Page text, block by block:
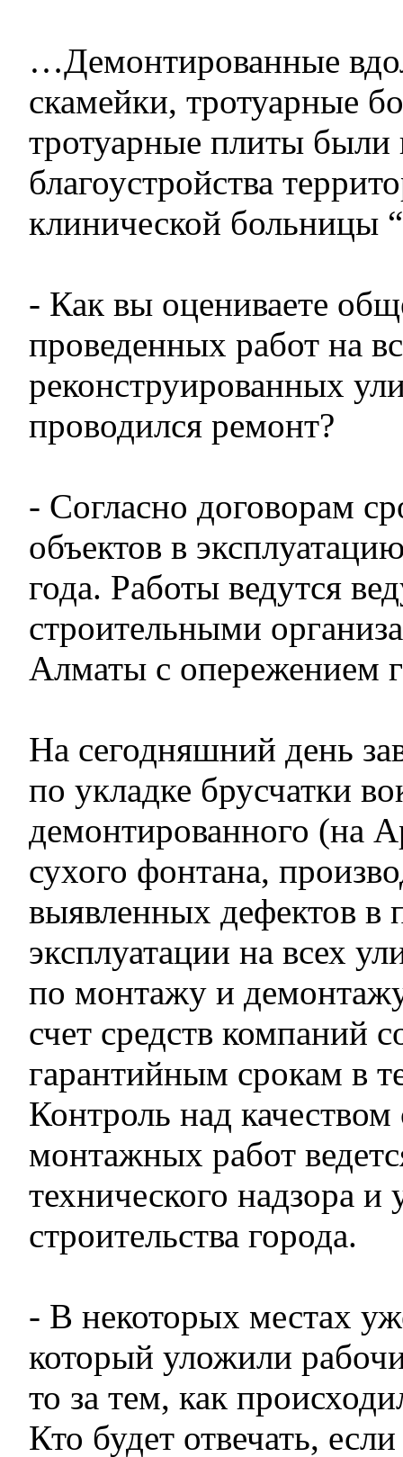
…Демонтированные
скамейки, тротуарные
тротуарные плиты были
благоустройства
клинической больницы
- Как вы оцениваете
проведенных работ на
реконструированных
проводился ремонт?
- Согласно договорам
объектов в
года. Работы ведутся
строительными
Алматы с опережением
На сегодняшний день
по укладке брусчатки
демонтированного (на
сухого фонтана,
выявленных дефектов в
эксплуатации на всех
по монтажу и
счет средств компаний
гарантийным срокам в
Контроль над качеством
монтажных работ
технического надзора и
строительства города.
- В некоторых местах
который уложили
то за тем, как
Кто будет отвечать,